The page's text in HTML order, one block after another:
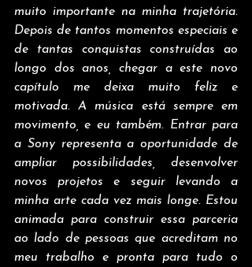
muito importante na minha trajetória.
Depois de tantos momentos especiais e
de tantas conquistas construídas ao
longo dos anos, chegar a este novo
capítulo me deixa muito feliz e
motivada. A música está sempre em
movimento, e eu também. Entrar para
a Sony representa a oportunidade de
ampliar possibilidades, desenvolver
novos projetos e seguir levando a
minha arte cada vez mais longe. Estou
animada para construir essa parceria
ao lado de pessoas que acreditam no
meu trabalho e pronta para tudo o